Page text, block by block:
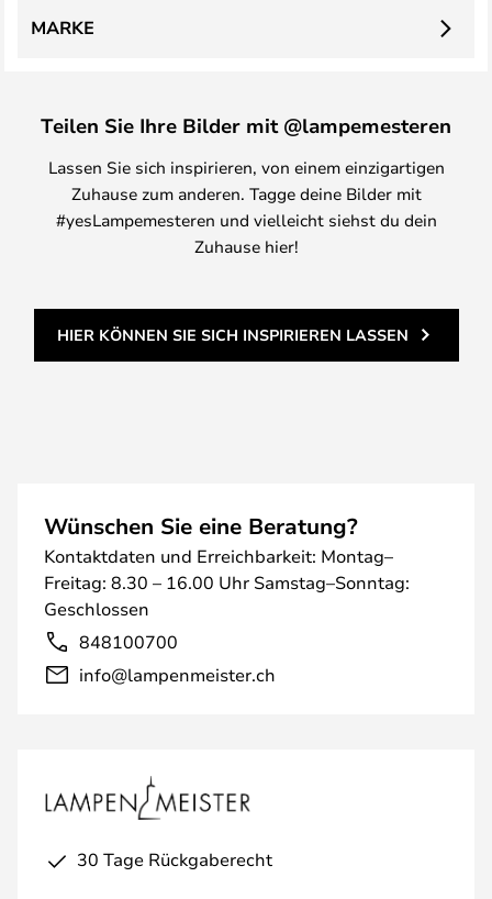
MARKE
Teilen Sie Ihre Bilder mit @lampemesteren
Lassen Sie sich inspirieren, von einem einzigartigen
Zuhause zum anderen. Tagge deine Bilder mit
#yesLampemesteren und vielleicht siehst du dein
Zuhause hier!
HIER KÖNNEN SIE SICH INSPIRIEREN LASSEN
Wünschen Sie eine Beratung?
Kontaktdaten und Erreichbarkeit: Montag–
Freitag: 8.30 – 16.00 Uhr Samstag–Sonntag:
Geschlossen
848100700
info@lampenmeister.ch
30 Tage Rückgaberecht